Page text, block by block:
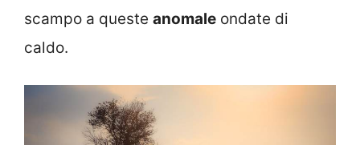
scampo a queste anomale ondate di
caldo.